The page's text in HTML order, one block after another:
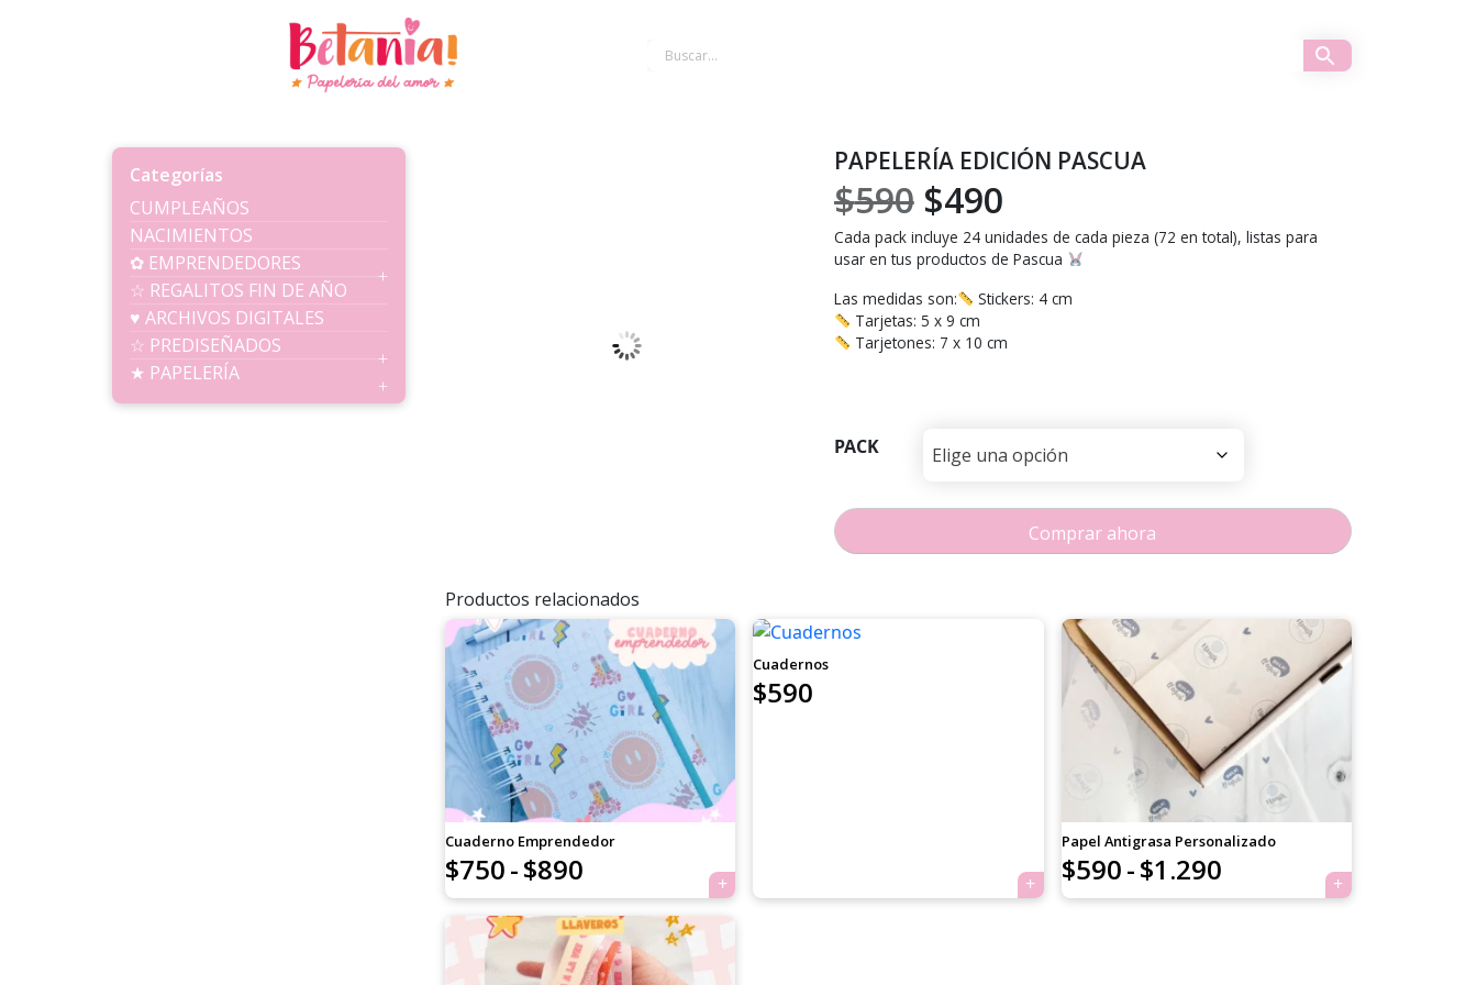
Categorías
CUMPLEAÑOS
NACIMIENTOS
✿ EMPRENDEDORES
☆ REGALITOS FIN DE AÑO
♥ ARCHIVOS DIGITALES
☆ PREDISEÑADOS
★ PAPELERÍA
PAPELERÍA EDICIÓN PASCUA
$590 El
precio
original
era:
$490El
precio
actual
es:
Cada pack incluye 24 unidades de cada pieza (72 en total), listas para
usar en tus productos de Pascua
Las medidas son:
Stickers: 4 cm
Tarjetas: 5 x 9 cm
Tarjetones: 7 x 10 cm
PACK
Comprar ahora
Productos relacionados
Cuaderno Emprendedor
$750-$890
de
precios:
Cuadernos
$590
Papel Antigrasa Personalizado
$590-$1.290Rango
de